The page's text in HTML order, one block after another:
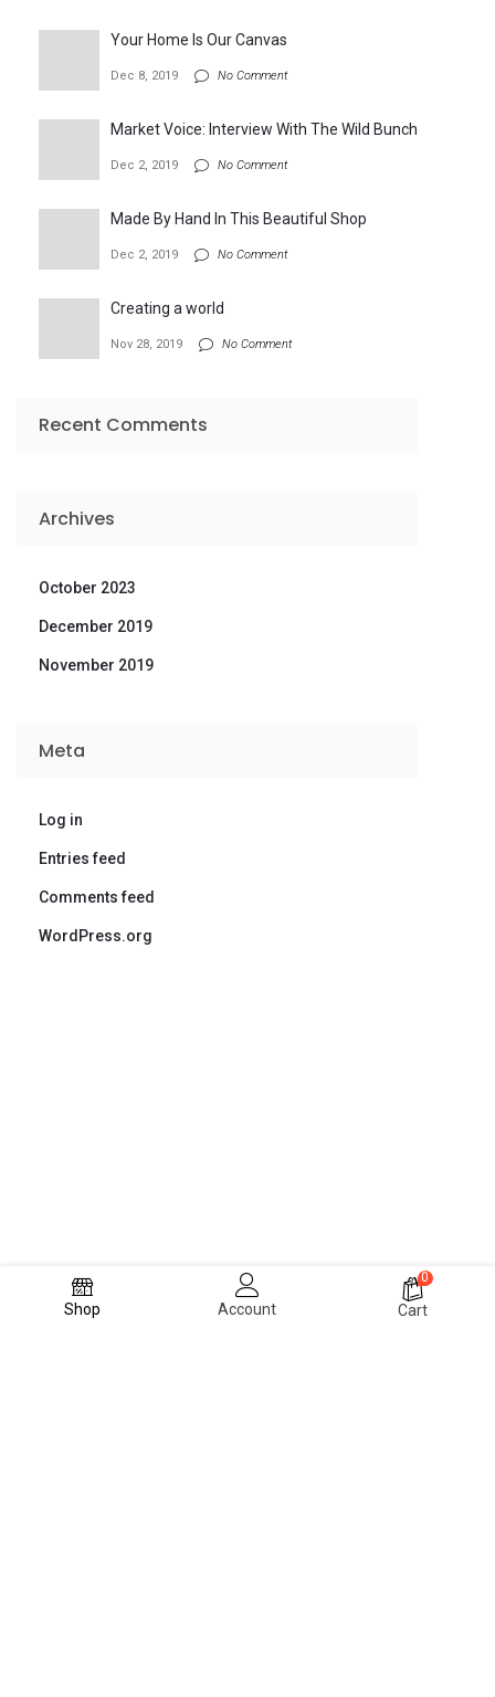
Shop Account
0
Cart
Your Home Is Our Canvas
Dec 8, 2019 No Comment
Market Voice: Interview With The Wild Bunch
Dec 2, 2019 No Comment
Made By Hand In This Beautiful Shop
Dec 2, 2019 No Comment
Creating a world
Nov 28, 2019 No Comment
Recent Comments
Archives
October 2023
December 2019
November 2019
Meta
Log in
Entries feed
Comments feed
WordPress.org